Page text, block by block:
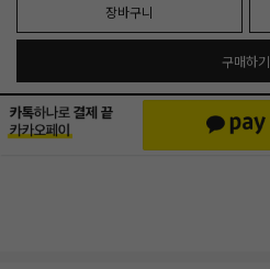
장바구니
구매하기